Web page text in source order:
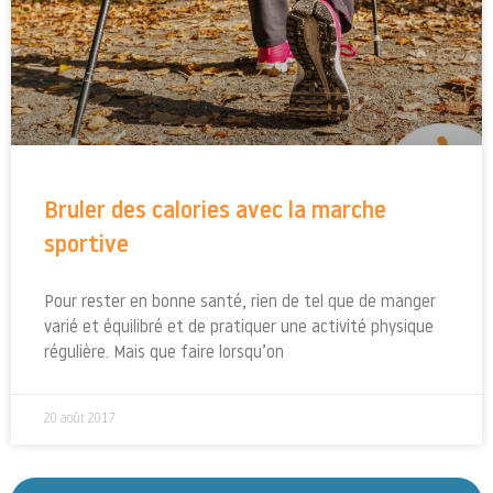
Bruler des calories avec la marche
sportive
Pour rester en bonne santé, rien de tel que de manger
varié et équilibré et de pratiquer une activité physique
régulière. Mais que faire lorsqu’on
20 août 2017